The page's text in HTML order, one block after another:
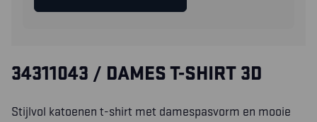
34311043 / DAMES T-SHIRT 3D
Stijlvol katoenen t-shirt met damespasvorm en mooie